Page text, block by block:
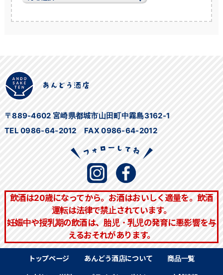
覧
〒889-4602 宮崎県都城市山田町中霧島3162-1
TEL 0986-64-2012 FAX 0986-64-2012
飲酒は20歳になってから。お酒はおいしく適量を。飲酒
運転は法律で禁止されています。
妊娠中や授乳期の飲酒は、胎児・乳児の発育に悪影響を与
えるおそれがあります。
トップページ あんどう酒店について 商品一覧